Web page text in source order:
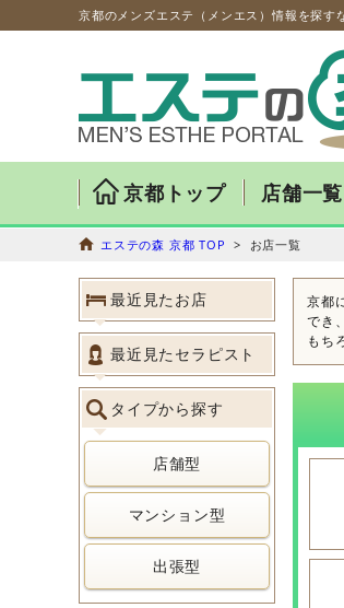
京都のメンズエステ（メンエス）情報を探す
京都トップ 店舗一覧
エステの森 京都 TOP > お店一覧
最近見たお店
最近見たセラピスト
タイプから探す
店舗型
マンション型
出張型
京都
でき
もち